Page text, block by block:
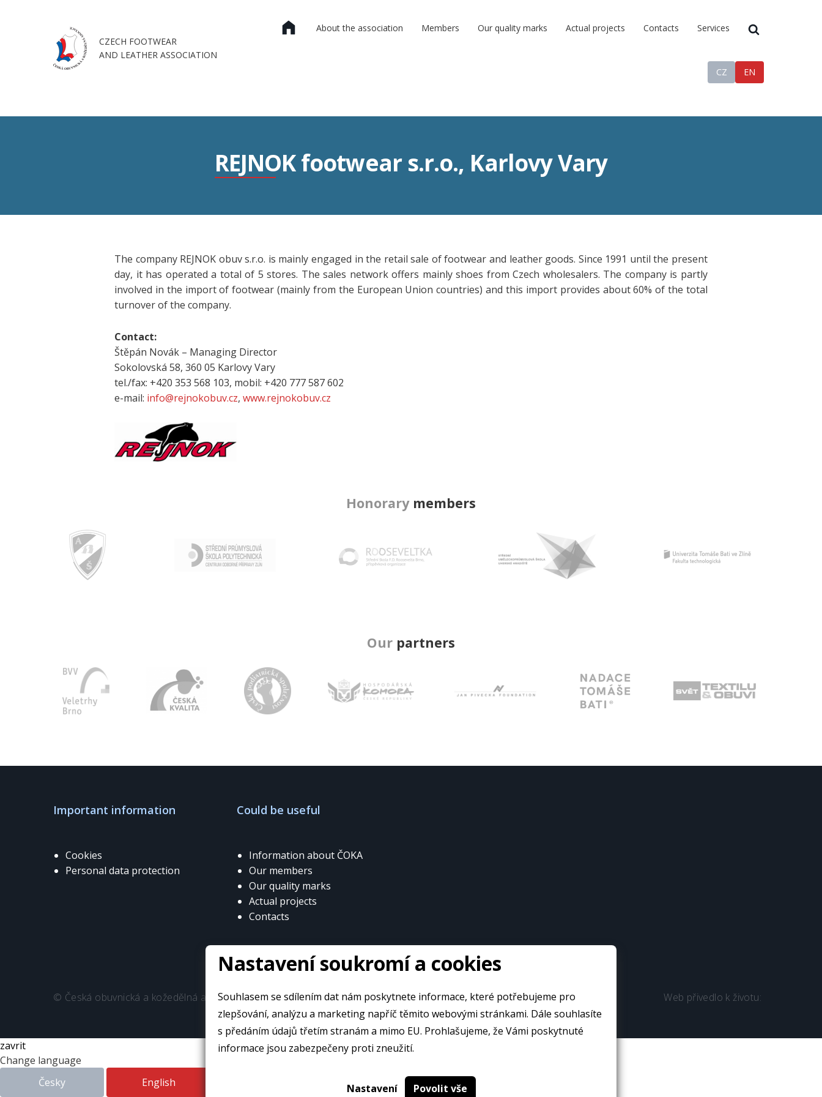
CZECH FOOTWEAR
AND LEATHER ASSOCIATION
About the association Members Our quality marks Actual projects Contacts Services
CZ EN
REJNOK footwear s.r.o., Karlovy Vary
The company REJNOK obuv s.r.o. is mainly engaged in the retail sale of footwear and leather goods. Since 1991 until the present
day, it has operated a total of 5 stores. The sales network offers mainly shoes from Czech wholesalers. The company is partly
involved in the import of footwear (mainly from the European Union countries) and this import provides about 60% of the total
turnover of the company.
Contact:
Štěpán Novák – Managing Director
Sokolovská 58, 360 05 Karlovy Vary
tel./fax: +420 353 568 103, mobil: +420 777 587 602
e-mail: info@rejnokobuv.cz, www.rejnokobuv.cz
Honorarymembers
Our partners
Important information
Cookies
Personal data protection
Could be useful
Information about ČOKA
Our members
Our quality marks
Actual projects
Contacts
© Česká obuvnická a kožedělná asociace Web přivedlo k životu:
zavrit
Change language
Česky
English
Nastavení soukromí a cookies
Souhlasem se sdílením dat nám poskytnete informace, které potřebujeme pro
zlepšování, analýzu a marketing napříč těmito webovými stránkami. Dále souhlasíte
s předáním údajů třetím stranám a mimo EU. Prohlašujeme, že Vámi poskytnuté
informace jsou zabezpečeny proti zneužití.
Nastavení Povolit vše